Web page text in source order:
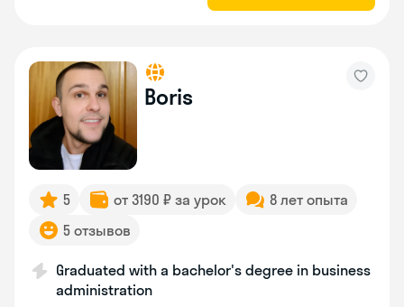
Boris
5 от 3190 ₽ за урок
8 лет опыта
5 отзывов
Graduated with a bachelor's degree in business
administration